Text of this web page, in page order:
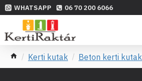
WHATSAPP 06 70 200 6066
Kerti kutak Beton kerti kutak